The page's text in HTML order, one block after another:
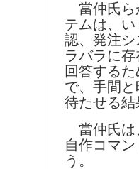
當仲氏ら
テムは、
認、発注
ラバラに
回答する
で、手間
待たせる
當仲氏は
自作コマ
う。